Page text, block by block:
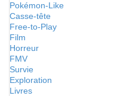
Pokémon-Like
Casse-tête
Free-to-Play
Film
Horreur
FMV
Survie
Exploration
Livres